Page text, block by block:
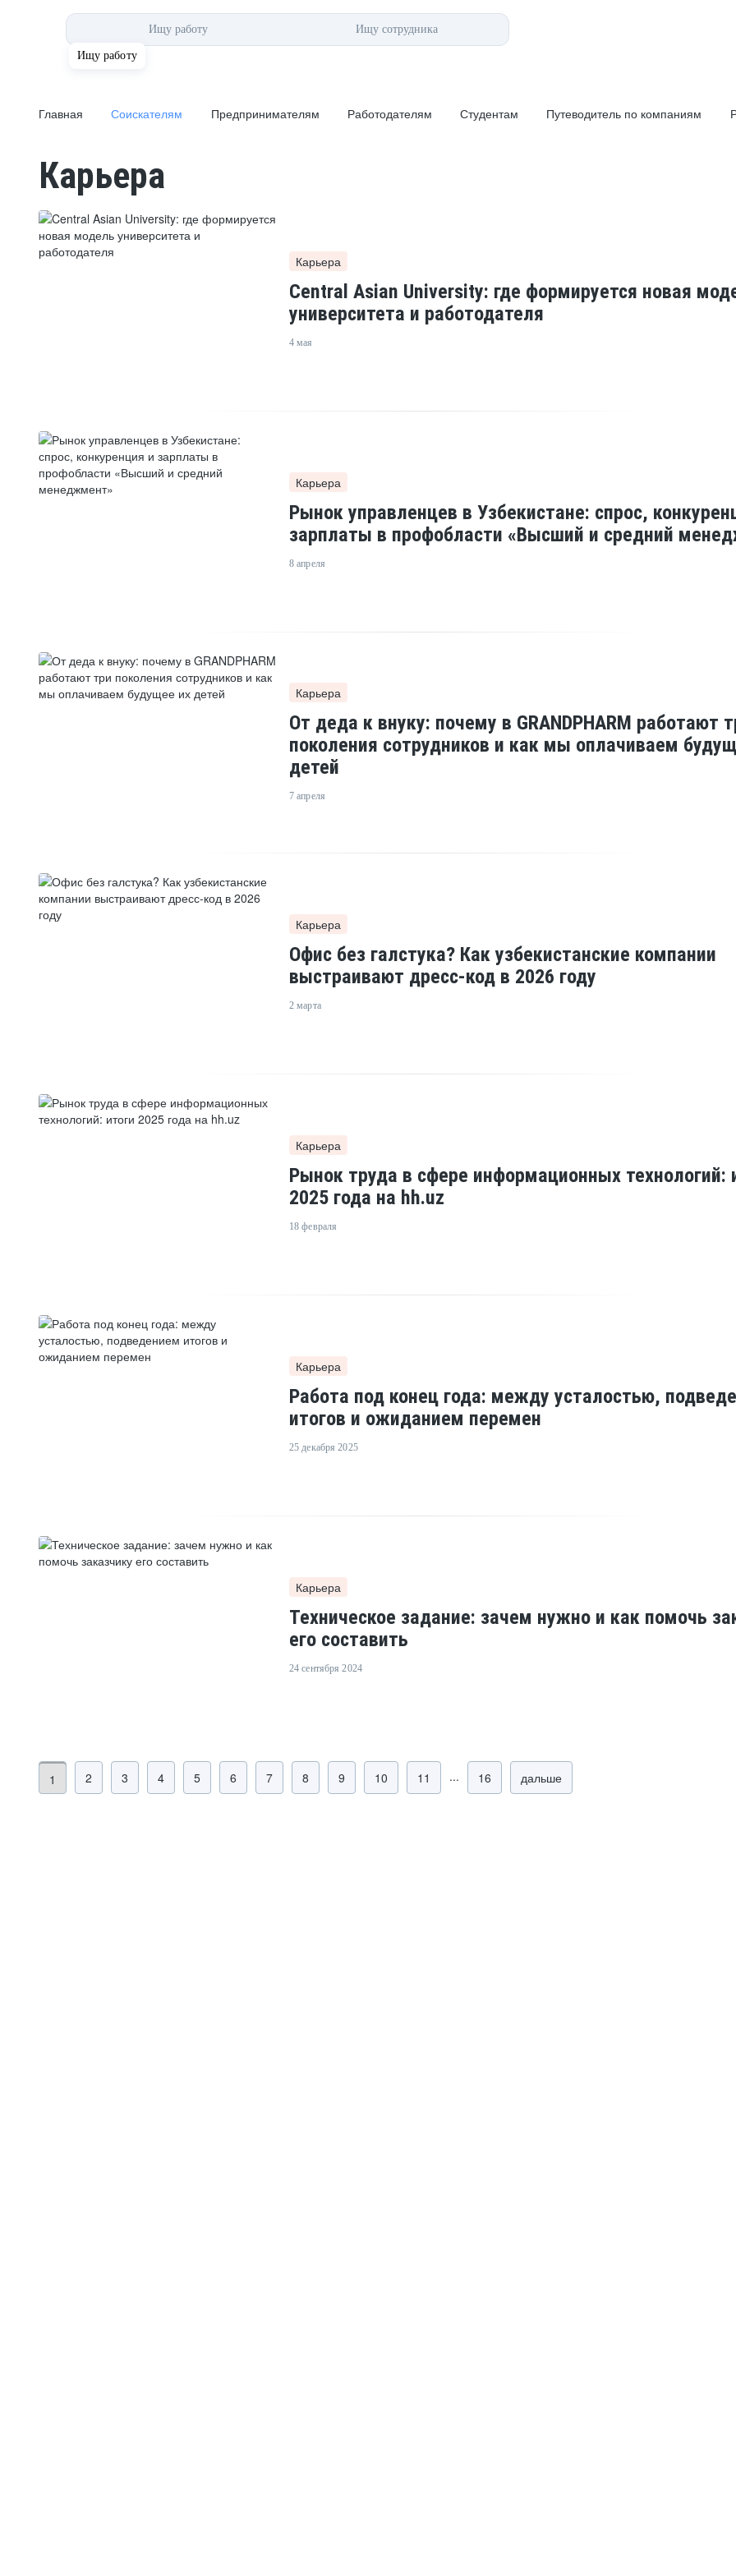
Ищу работу
Ищу работу
Ищу сотрудника
Главная
Соискателям Предпринимателям Работодателям Студентам Путеводитель по компаниям
Карьера
Карьера
Central Asian University: где формируется новая
университета и работодателя
4 мая
Карьера
Рынок управленцев в Узбекистане: спрос,
зарплаты в профобласти «Высший и средний
8 апреля
Карьера
От деда к внуку: почему в GRANDPHARM работают
поколения сотрудников и как мы оплачиваем
детей
7 апреля
Карьера
Офис без галстука? Как узбекистанские компании
выстраивают дресс-код в 2026 году
2 марта
Карьера
Рынок труда в сфере информационных технологий:
2025 года на hh.uz
18 февраля
Карьера
Работа под конец года: между усталостью,
итогов и ожиданием перемен
25 декабря 2025
Карьера
Техническое задание: зачем нужно и как помочь
его составить
24 сентября 2024
1 2 3 4 5 6 7 8 9 10 11 ... 16 дальше